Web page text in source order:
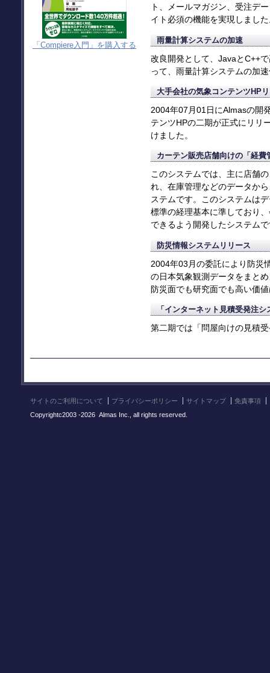
ト、メールマガジン、受注デ
イト必須の機能を実現しまし
雨量計算システムの加速
改良開発として、JavaとC++
って、雨量計算システムの加
大手会社の気象コンテンツHP
2004年07月01日にAlmasの開
テンツHPの二期が正式にリリ
けました。
カーテン販売店舗向けの「経費
このシステムでは、主に店舗
れ、在庫管理などのデータか
ステムです。このシステムは
標準の経理基本に準しており
できるよう開発したシステム
防災情報システムリリース
2004年03月の委託により防災
の日本気象観測データをまと
防災面でも研究面でも高い価
「インターネット見積受発注
第二期では「問屋向けの見積
「Compiere入門」を購入する
サイトのご利用について プライバシーポリシー サイトマップ 免責事項
Copyrightc2003 -2026 Almas Inc., all rights reserved.